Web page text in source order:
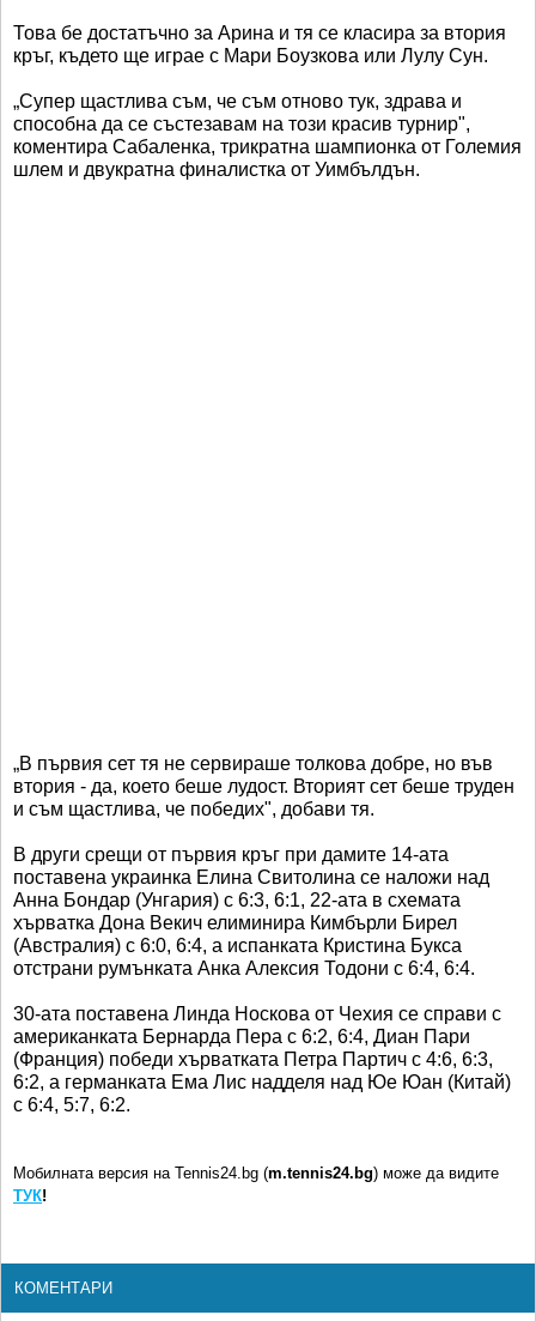
Това бе достатъчно за Арина и тя се класира за втория
кръг, където ще играе с Мари Боузкова или Лулу Сун.
„Супер щастлива съм, че съм отново тук, здрава и
способна да се състезавам на този красив турнир",
коментира Сабаленка, трикратна шампионка от Големия
шлем и двукратна финалистка от Уимбълдън.
„В първия сет тя не сервираше толкова добре, но във
втория - да, което беше лудост. Вторият сет беше труден
и съм щастлива, че победих", добави тя.
В други срещи от първия кръг при дамите 14-ата
поставена украинка Елина Свитолина се наложи над
Анна Бондар (Унгария) с 6:3, 6:1, 22-ата в схемата
хърватка Дона Векич елиминира Кимбърли Бирел
(Австралия) с 6:0, 6:4, а испанката Кристина Букса
отстрани румънката Анка Алексия Тодони с 6:4, 6:4.
30-ата поставена Линда Носкова от Чехия се справи с
американката Бернарда Пера с 6:2, 6:4, Диан Пари
(Франция) победи хърватката Петра Партич с 4:6, 6:3,
6:2, а германката Ема Лис надделя над Юе Юан (Китай)
с 6:4, 5:7, 6:2.
Мобилната версия на Tennis24.bg (m.tennis24.bg) може да видите
ТУК!
КОМЕНТАРИ